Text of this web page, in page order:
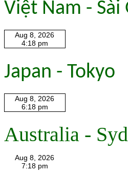
Việt Nam - Sài
Japan - Tokyo
Australia -